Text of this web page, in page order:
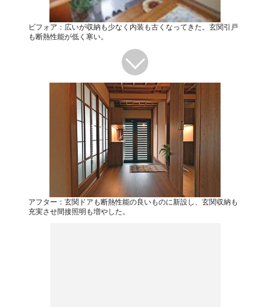
ビフォア：広いが収納も少なく内装も古くなってきた。玄関引戸
も断熱性能が低く寒い。
アフター：玄関ドアも断熱性能の良いものに新設し、玄関収納も
充実させ間接照明も増やした。